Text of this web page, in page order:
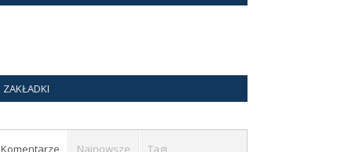
ZAKŁADKI
Komentarze Najnowsze Tagi